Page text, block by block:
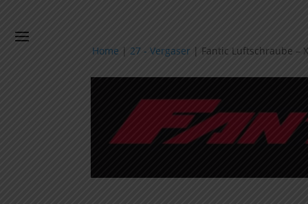
Home |27 - Vergaser | Fantic Luftschraube –